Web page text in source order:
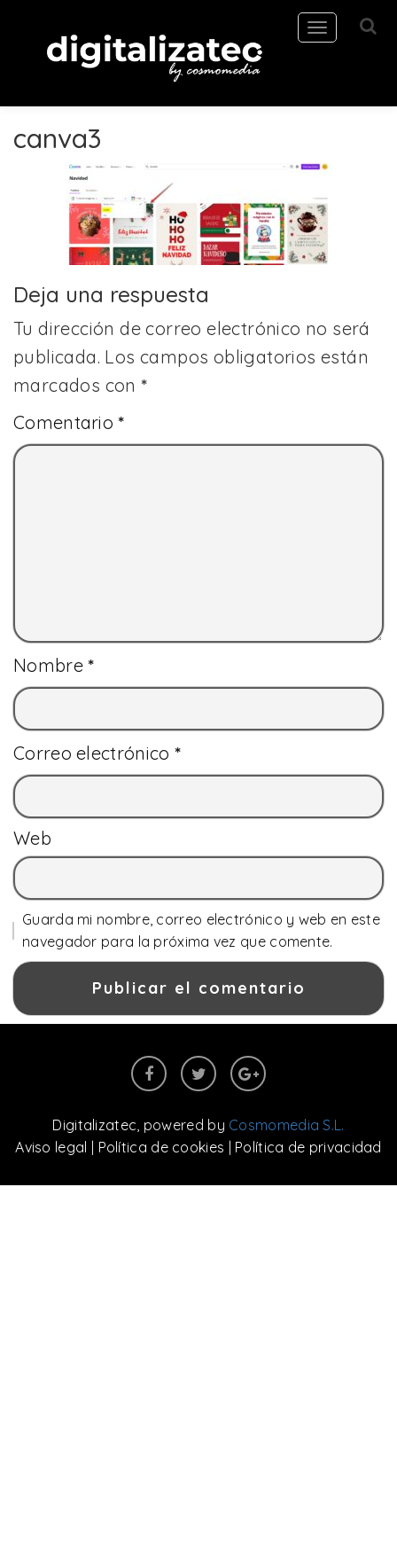
Toggle
navigation
canva3
Deja una respuesta
Tu dirección de correo electrónico no será
publicada. Los campos obligatorios están
marcados con*
Comentario*
Nombre*
Correo electrónico *
Web
Guarda mi nombre, correo electrónico y web en este
navegador para la próxima vez que comente.
Digitalizatec , powered by Cosmomedia S.L.
Aviso legal | Política de cookies | Política de privacidad